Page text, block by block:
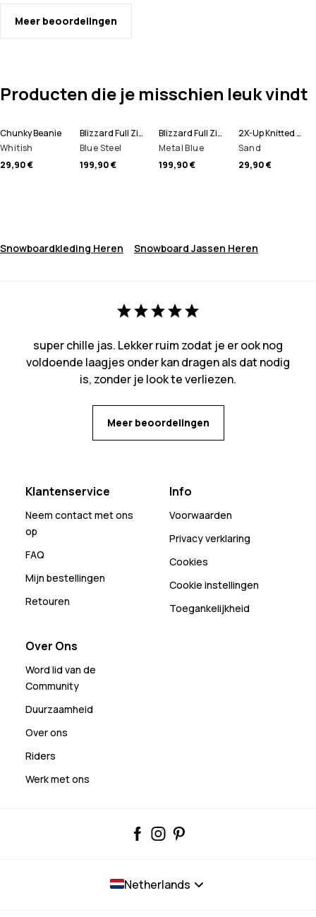
Meer beoordelingen
Producten die je misschien leuk vindt
Chunky Beanie
Whitish
29,90 €
Blizzard Full Zip Snowboard jas Heren
Blue Steel
199,90 €
Blizzard Full Zip Ski jas Heren
Metal Blue
199,90 €
2X-Up Knitted Skimasker
Sand
29,90 €
Snowboardkleding Heren Snowboard Jassen Heren
super chille jas. Lekker ruim zodat je er ook nog
voldoende laagjes onder kan dragen als dat nodig
is, zonder je look te verliezen.
Meer beoordelingen
Klantenservice
Neem contact met ons
op
FAQ
Mijn bestellingen
Retouren
Info
Voorwaarden
Privacy verklaring
Cookies
Cookie instellingen
Toegankelijkheid
Over Ons
Word lid van de
Community
Duurzaamheid
Over ons
Riders
Werk met ons
Netherlands